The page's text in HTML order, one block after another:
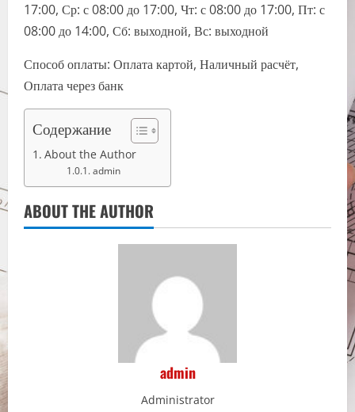
17:00, Ср: с 08:00 до 17:00, Чт: с 08:00 до 17:00, Пт: с
08:00 до 14:00, Сб: выходной, Вс: выходной
Способ оплаты: Оплата картой, Наличный расчёт,
Оплата через банк
Содержание
About the Author
admin
ABOUT THE AUTHOR
admin
Administrator